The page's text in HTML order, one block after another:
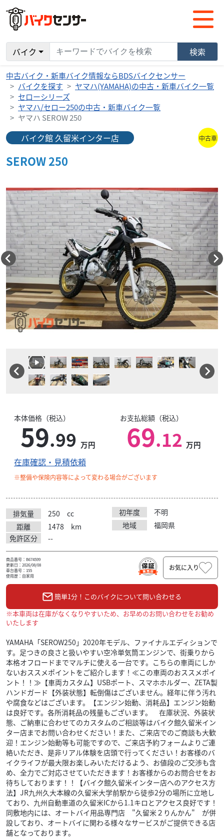
バイク 検索
中古バイク・新車バイク情報ならBDSバイクセンサー
バイクを探す
ヤマハ(YAMAHA)の中古・新車バイク一覧
セローシリーズ
ヤマハ/セロー250の中古・新車バイク一覧
ヤマハ SEROW 250
バイク館 久留米インター店 中古車
SEROW 250
本体価格（税込）
59.99 万円
お支払総額（税込）
69.12 万円
在庫確認・見積依頼
※整備や保険内容等によって変わる場合がございます
排気量 250 cc 初年度
不明
距離
1478 km 地域
福岡県
免許区分
--
商品番号：B674599
更新日：2026/08/08
車台番号：155
使用歴：自家用
お気に入り
簡単1分！このバイクについて問い合わせる
※本車両は在庫がなくなりやすいため、お早めのお問い合わせをお勧め
いたします
YAMAHA「SEROW250」2020年モデル、ファイナルエディションで
す。足つきの良さと扱いやすい空冷単気筒エンジンで、街乗りから
本格オフロードまでマルチに使える一台です。こちらの車両にしか
ないおススメポイントをご紹介します！≪この車両のおススメポイ
ント！！≫【車両カスタム】USBポート、スマホホルダー、ZETA製
ハンドガード【外装状態】転倒傷はございません。経年に伴う汚れ
や腐食などはございます。【エンジン始動、消耗品】エンジン始動
は良好です。各所消耗品の残量もございます。 在庫状況、外装状
態、ご納車に合わせてのカスタムのご相談等はバイク館久留米イン
ター店までお問い合わせください！また、ご来店でのご商談も大歓
迎！エンジン始動等も可能ですので、ご来店予約フォームよりご連
絡いただき、是非リアル体験を店頭で行ってください！お客様のバ
イクライフが最大限お楽しみいただけるよう、お値段のご交渉も含
め、全力でご対応させていただきます！お客様からのお問合せをお
待ちしております！！【バイク館久留米インター店へのアクセス方
法】JR九州久大本線の久留米大学前駅から徒歩2分の場所に立地し
ており、九州自動車道の久留米ICから1.1キロとアクセス良好です！
同敷地内には、オートバイ用品専門店 "久留米２りんかん" が併
設しており、オートバイに関わる様々なサービスがご提供できる店
舗となっております。